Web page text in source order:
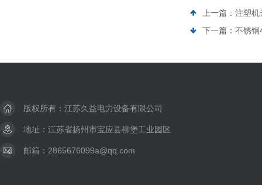
上一篇： 注塑机
下一篇： 不锈钢
版权所有：江苏久益电力设备有限公司
地址：江苏省扬州市宝应县柳堡工业园区
邮箱：2865676099a@qq.com